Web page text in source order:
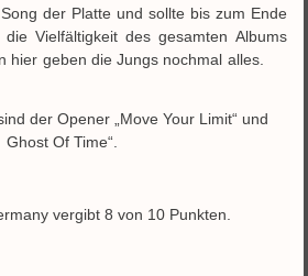
der Platte und sollte bis zum Ende
Vielfältigkeit des gesamten Albums
hier geben die Jungs nochmal alles.
der Opener „Move Your Limit“ und
Ghost Of Time“.
vergibt 8 von 10 Punkten.